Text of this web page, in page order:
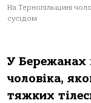
На Тернопільщині
сусідом
У Бережанах
чоловіка,
тяжких